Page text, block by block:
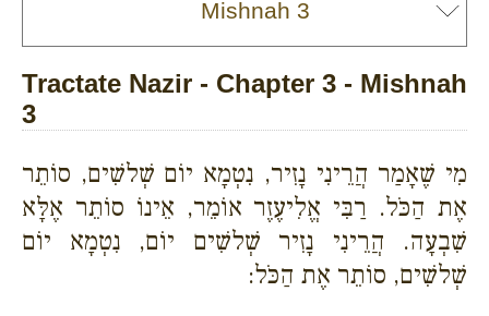
Tractate Nazir - Chapter 3 - Mishnah
3
מִי שֶׁאָמַר הֲרֵינִי נָזִיר, נִטְמָא יוֹם שְׁלשִׁים, סוֹתֵר
אֶת הַכֹּל. רַבִּי אֱלִיעֶזֶר אוֹמֵר, אֵינוֹ סוֹתֵר אֶלָּא
שִׁבְעָה. הֲרֵינִי נָזִיר שְׁלשִׁים יוֹם, נִטְמָא יוֹם
שְׁלשִׁים, סוֹתֵר אֶת הַכֹּל: